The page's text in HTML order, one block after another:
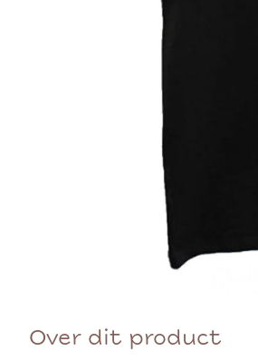
Over dit product